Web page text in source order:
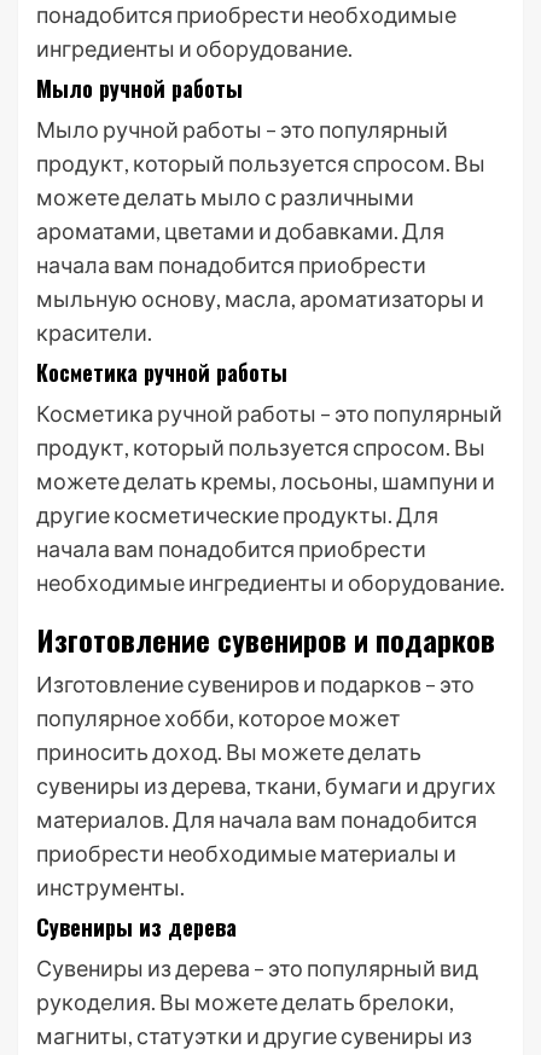
понадобится приобрести необходимые
ингредиенты и оборудование.
Мыло ручной работы
Мыло ручной работы – это популярный
продукт, который пользуется спросом. Вы
можете делать мыло с различными
ароматами, цветами и добавками. Для
начала вам понадобится приобрести
мыльную основу, масла, ароматизаторы и
красители.
Косметика ручной работы
Косметика ручной работы – это популярный
продукт, который пользуется спросом. Вы
можете делать кремы, лосьоны, шампуни и
другие косметические продукты. Для
начала вам понадобится приобрести
необходимые ингредиенты и оборудование.
Изготовление сувениров и подарков
Изготовление сувениров и подарков – это
популярное хобби, которое может
приносить доход. Вы можете делать
сувениры из дерева, ткани, бумаги и других
материалов. Для начала вам понадобится
приобрести необходимые материалы и
инструменты.
Сувениры из дерева
Сувениры из дерева – это популярный вид
рукоделия. Вы можете делать брелоки,
магниты, статуэтки и другие сувениры из